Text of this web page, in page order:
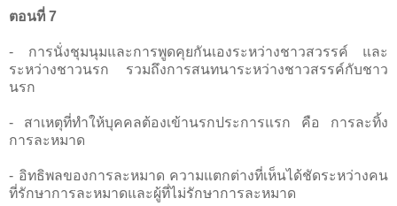
ตอนที่ 7
- การนั่งชุมนุมและการพูดคุยกันเองระหว่างชาวสวรรค์ และ
ระหว่างชาวนรก รวมถึงการสนทนาระหว่างชาวสรรค์กับชาว
นรก
- สาเหตุที่ทำให้บุคคลต้องเข้านรกประการแรก คือ การละทิ้ง
การละหมาด
- อิทธิพลของการละหมาด ความแตกต่างที่เห็นได้ชัดระหว่างคน
ที่รักษาการละหมาดและผู้ที่ไม่รักษาการละหมาด